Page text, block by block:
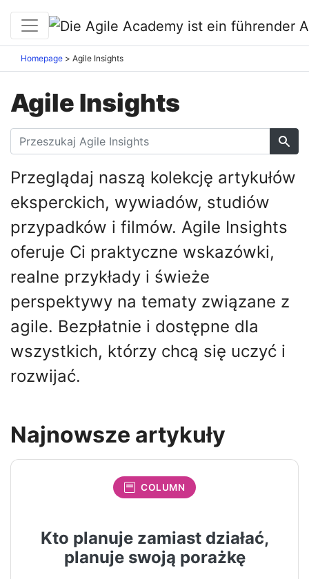
Homepage Agile Insights
Agile Insights
Przeglądaj naszą kolekcję artykułów
eksperckich, wywiadów, studiów
przypadków i filmów. Agile Insights
oferuje Ci praktyczne wskazówki,
realne przykłady i świeże
perspektywy na tematy związane z
agile. Bezpłatnie i dostępne dla
wszystkich, którzy chcą się uczyć i
rozwijać.
Najnowsze artykuły
COLUMN
Kto planuje zamiast działać,
planuje swoją porażkę